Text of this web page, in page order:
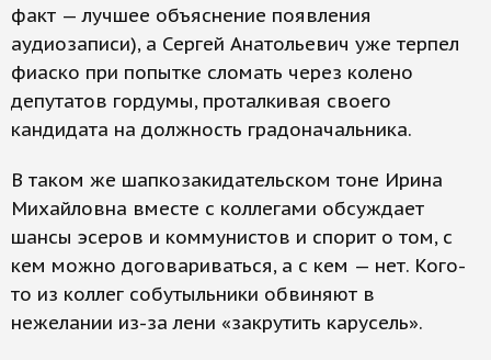
факт — лучшее объяснение появления
аудиозаписи), а Сергей Анатольевич уже терпел
фиаско при попытке сломать через колено
депутатов гордумы, проталкивая своего
кандидата на должность градоначальника.
В таком же шапкозакидательском тоне Ирина
Михайловна вместе с коллегами обсуждает
шансы эсеров и коммунистов и спорит о том, с
кем можно договариваться, а с кем — нет. Кого-
то из коллег собутыльники обвиняют в
нежелании из-за лени «закрутить карусель».